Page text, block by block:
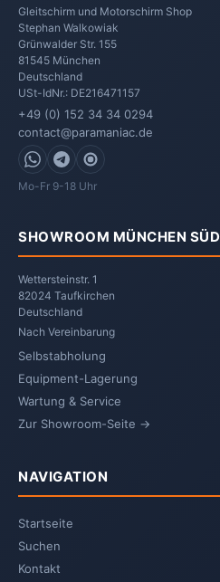
Gleitschirm und Motorschirm Shop
Stephan Walkowiak
Grünwalder Str. 155
81545 München
Deutschland
USt-IdNr.: DE216471157
+49 (0) 152 34 34 0294
contact@paramaniac.de
WhatsApp
Telegram
Signal
Mo-Fr 9-18 Uhr
SHOWROOM MÜNCHEN SÜD
Wettersteinstr. 1
82024 Taufkirchen
Deutschland
Nach Vereinbarung
Selbstabholung
Equipment-Lagerung
Wartung & Service
Zur Showroom-Seite →
NAVIGATION
Startseite
Suchen
Kontakt